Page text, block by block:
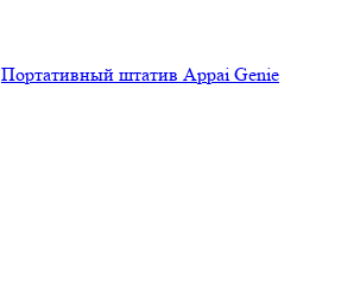
Портативный штатив Appai Genie